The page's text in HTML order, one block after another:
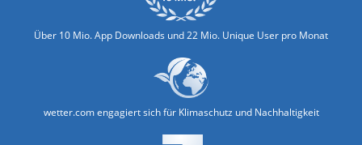
Über 10 Mio. App Downloads und 22 Mio. Unique User pro Monat
wetter.com engagiert sich für Klimaschutz und Nachhaltigkeit